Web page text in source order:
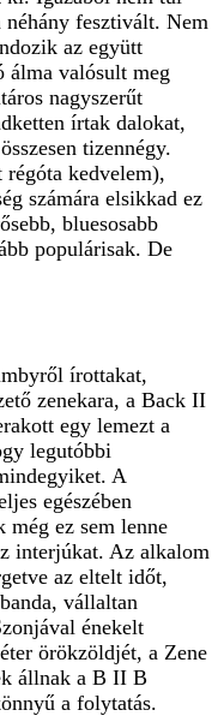
fesztivált. Nem
az együtt
álma valósult meg
nagyszerűt
írtak dalokat,
tizennégy.
kedvelem),
számára elsikkad ez
bluesosabb
populárisak. De
írottakat,
zenekara, a Back II
egy lemezt a
legutóbbi
A
egészében
még ez sem lenne
interjúkat. Az alkalom
az eltelt időt,
vállaltan
énekelt
örökzöldjét, a Zene
állnak a B II B
a folytatás.